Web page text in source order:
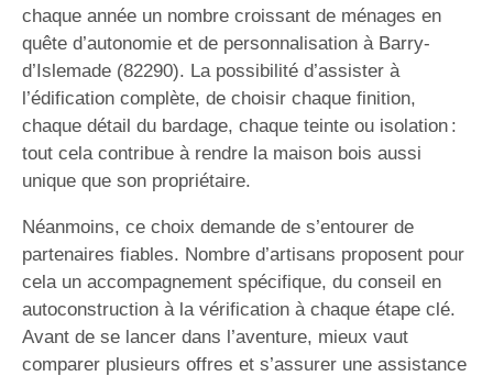
chaque année un nombre croissant de ménages en
quête d’autonomie et de personnalisation à Barry-
d’Islemade (82290). La possibilité d’assister à
l’édification complète, de choisir chaque finition,
chaque détail du bardage, chaque teinte ou isolation :
tout cela contribue à rendre la maison bois aussi
unique que son propriétaire.
Néanmoins, ce choix demande de s’entourer de
partenaires fiables. Nombre d’artisans proposent pour
cela un accompagnement spécifique, du conseil en
autoconstruction à la vérification à chaque étape clé.
Avant de se lancer dans l’aventure, mieux vaut
comparer plusieurs offres et s’assurer une assistance